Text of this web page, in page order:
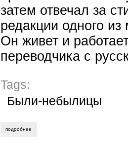
затем отвечал за
редакции одного из
Он живет и
переводчика с
Tags:
Были-небылицы
подробнее